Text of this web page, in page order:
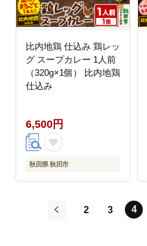
比内地鶏 仕込み 鶏レッ
グ スープカレー 1人前
（320g×1個） 比内地鶏
仕込み
6,500円
秋田県 秋田市
2 3 4